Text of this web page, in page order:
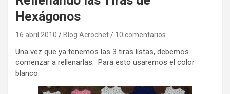
Hexágonos
16 abril 2010 Blog Acrochet 10 comentarios
Una vez que ya tenemos las 3 tiras listas, debemos
comenzar a rellenarlas. Para esto usaremos el color
blanco.